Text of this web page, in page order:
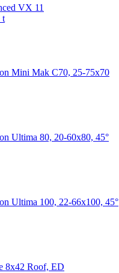
VX 11
Mini Mak C70, 25-75x70
Ultima 80, 20-60x80, 45°
Ultima 100, 22-66x100, 45°
8x42 Roof, ED